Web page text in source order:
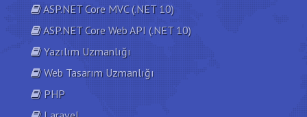
ASP.NET Core MVC (.NET 10)
ASP.NET Core Web API (.NET 10)
Yazılım Uzmanlığı
Web Tasarım Uzmanlığı
PHP